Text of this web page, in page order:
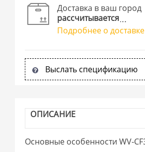
Доставка в ваш город
рассчитывается
Подробнее о доставке
Выслать спецификацию
ОПИСАНИЕ
Основные особенности WV-